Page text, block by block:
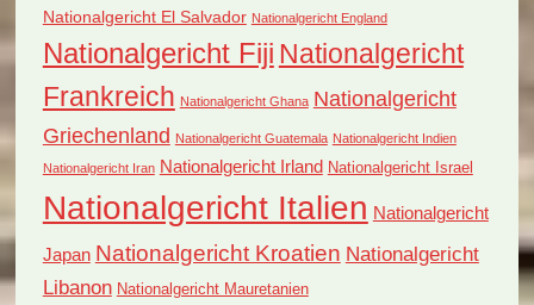
Nationalgericht El Salvador Nationalgericht England
Nationalgericht Fiji Nationalgericht
Frankreich Nationalgericht Ghana Nationalgericht
Griechenland Nationalgericht Guatemala Nationalgericht Indien
Nationalgericht Iran Nationalgericht Irland Nationalgericht Israel
Nationalgericht Italien Nationalgericht
Japan Nationalgericht Kroatien Nationalgericht
Libanon Nationalgericht Mauretanien